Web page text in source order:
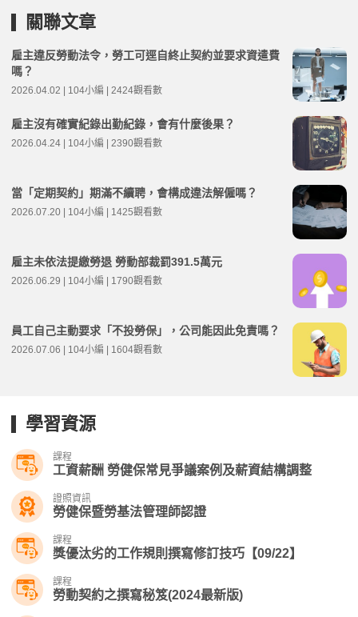
關聯文章
雇主違反勞動法令，勞工可逕自終止契約並要求資遣費
嗎？
2026.04.02 | 104小編 | 2424觀看數
雇主沒有確實紀錄出勤紀錄，會有什麼後果？
2026.04.24 | 104小編 | 2390觀看數
當「定期契約」期滿不續聘，會構成違法解僱嗎？
2026.07.20 | 104小編 | 1425觀看數
雇主未依法提繳勞退 勞動部裁罰391.5萬元
2026.06.29 | 104小編 | 1790觀看數
員工自己主動要求「不投勞保」，公司能因此免責嗎？
2026.07.06 | 104小編 | 1604觀看數
學習資源
課程
工資薪酬 勞健保常見爭議案例及薪資結構調整
證照資訊
勞健保暨勞基法管理師認證
課程
獎優汰劣的工作規則撰寫修訂技巧【09/22】
課程
勞動契約之撰寫秘笈(2024最新版)